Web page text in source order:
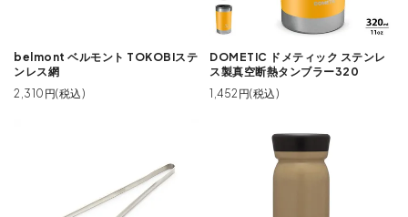
belmont ベルモント TOKOBIステ
ンレス網
2,310円(税込)
DOMETIC ドメティック ステンレ
ス製真空断熱タンブラー320
1,452円(税込)